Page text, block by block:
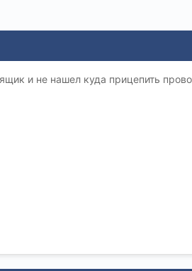
и не нашел куда прицепить